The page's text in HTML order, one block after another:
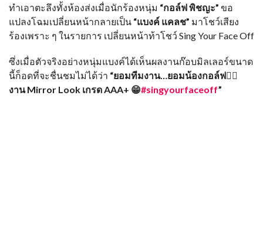
ทำเอาตะลึงทั้งห้องส่งเมื่อนักร้องหนุ่ม “กอล์ฟ พิชญะ” ขอ
แปลงโฉมเปลี่ยนหน้ากลายเป็น “แบงค์ แคลช” มาโชว์เสียง
ร้องเพราะ ๆ ในรายการ เปลี่ยนหน้าท้าโชว์ Sing Your Face Off
ซึ่งเมื่อตัวจริงอย่างหนุ่มแบงค์ได้เห็นผลงานก๊อบมิลเลอร์ขนาด
นี้ก็อดที่จะชื่นชมไม่ได้ว่า “ยอมทีมงาน…ยอมน้องกอล์ฟ👍🏼
งาน Mirror Look เกรด AAA+ 😁#singyourfaceoff”